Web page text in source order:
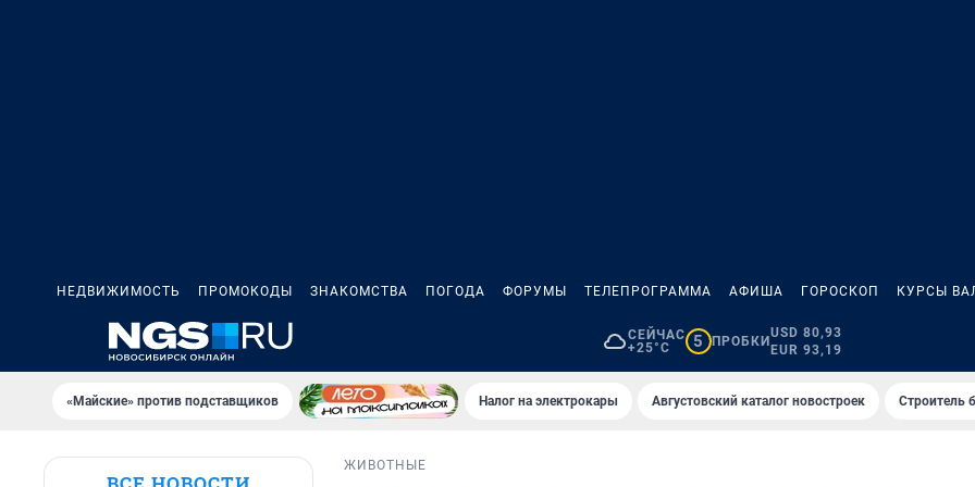
НЕДВИЖИМОСТЬ ПРОМОКОДЫ ЗНАКОМСТВА ПОГОДА ФОРУМЫ ТЕЛЕПРОГРАММА АФИША ГОРОСКОП КУРСЫ
СЕЙЧАС
+25°C
5 ПРОБКИ
USD 80,93
EUR 93,19
«Майские» против подставщиков Налог на электрокары Августовский каталог новостроек Строитель
ЖИВОТНЫЕ